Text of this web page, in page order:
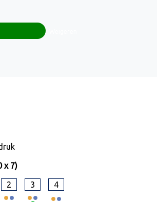
43 54 19
x 7)
2 3 4